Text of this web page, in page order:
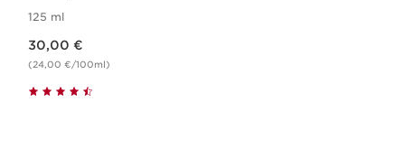
125 ml
30,00 €
(24,00 €/100ml)